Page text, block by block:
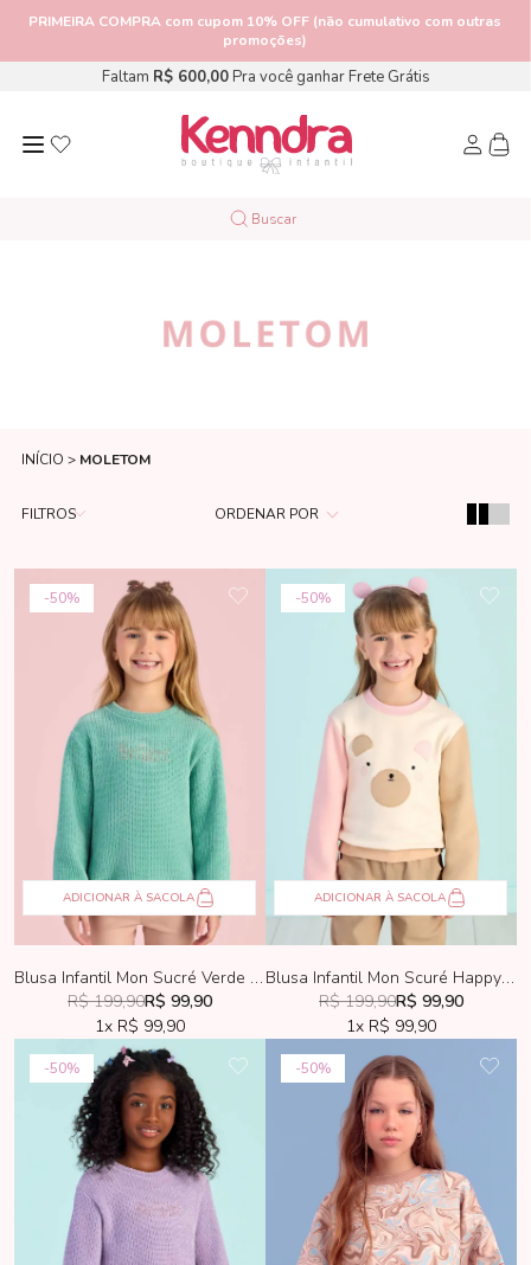
PRIMEIRA COMPRA com cupom 10% OFF (não cumulativo com outras
promoções)
Faltam R$ 600,00Pra você ganhar Frete Grátis
MOLETOM
INÍCIO MOLETOM
FILTROS ORDENAR POR
50%
ADICIONAR À SACOLA
Blusa Infantil Mon Sucré Verde Color
R$ 199,90R$ 99,90
1x R$ 99,90
50%
ADICIONAR À SACOLA
Blusa Infantil Mon Scuré Happy Bear
R$ 199,90R$ 99,90
1x R$ 99,90
50% 50%